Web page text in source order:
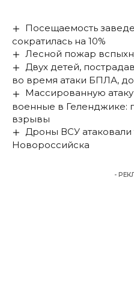
Посещаемость
сократилась на 10%
Лесной пожар
Двух детей,
во время атаки БПЛА,
Массированную
военные в Геленджике:
взрывы
Дроны ВСУ атаковали
Новороссийска
-